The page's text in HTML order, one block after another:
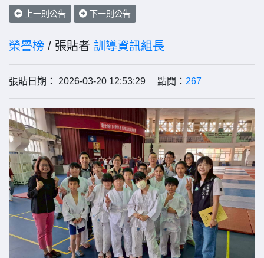
上一則公告 下一則公告
榮譽榜 / 張貼者 訓導資訊組長
張貼日期： 2026-03-20 12:53:29 點閱： 267